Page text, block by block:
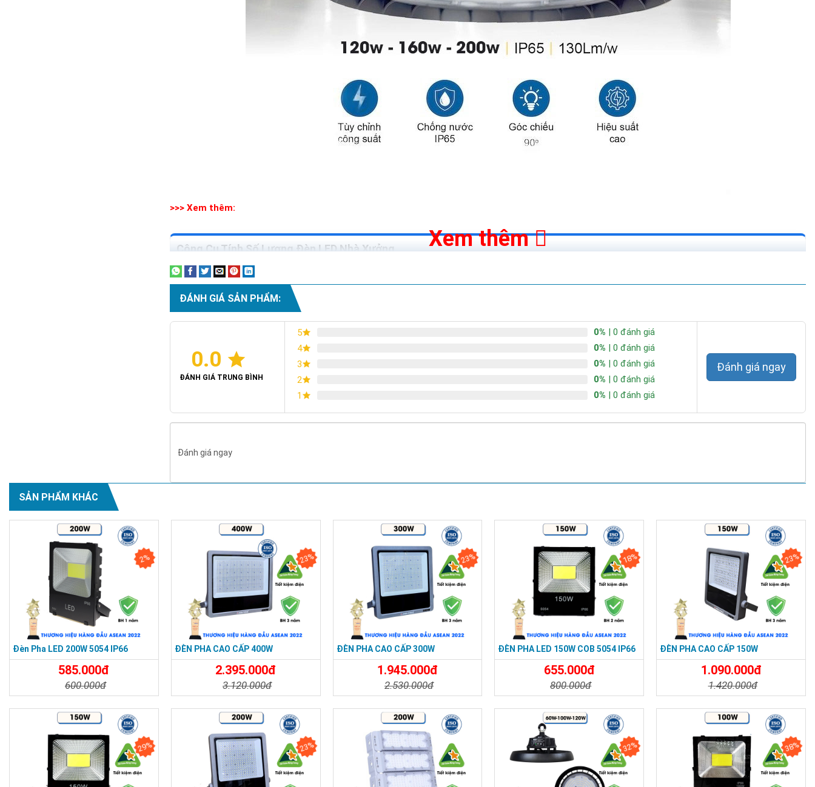
>>> Xem thêm:
Công Cụ Tính Số Lượng Đèn LED Nhà Xưởng
Diện tích xưởng (m²):
Khu vực sản xuất (Độ rọi yêu cầu):
Đèn led nhà xưởng 150wchỉ 370k, giao toàn quốc
Đèn led nhà xưởng 200w
chỉ 590k, độ sáng cao
Thông số kỹ thuật đèn led nhà xưởng 160W (Công suất tùy tỉnh)
Công suất 120W/160W/200W
Chip: SMD 400PCS
Quang thông: 26000lm (120-130m/)Ra
>70
Bộ nguồn: MOSO, AC90~305V, điều chỉnh công suất 60%/80%/100%, điện áp định mức 6kV
CCT: 6000K-6500K
PF>0.97
Chất liệu: Nhôm + PC
Góc chiếu sáng: 90°
Tuổi thọ: 50000 giờ.
Cấp bảo vệ: IP 65
Bảo hành: 3 năm
Xem thêm
ĐÁNH GIÁ SẢN PHẨM:
0.0
ĐÁNH GIÁ TRUNG BÌNH
5 0% | 0 đánh giá
4
0% | 0 đánh giá
3
0% | 0 đánh giá
2
0% | 0 đánh giá
1
0% | 0 đánh giá
Đánh giá ngay
Đánh giá ngay
SẢN PHẨM KHÁC
2%
Đèn Pha LED 200W 5054 IP66
585.000đ
600.000đ
23%
ĐÈN PHA CAO CẤP 400W
2.395.000đ
3.120.000đ
23%
ĐÈN PHA CAO CẤP 300W
1.945.000đ
2.530.000đ
18%
ĐÈN PHA LED 150W COB 5054 IP66
655.000đ
800.000đ
23%
ĐÈN PHA CAO CẤP 150W
1.090.000đ
1.420.000đ
29% 23% 32% 38%